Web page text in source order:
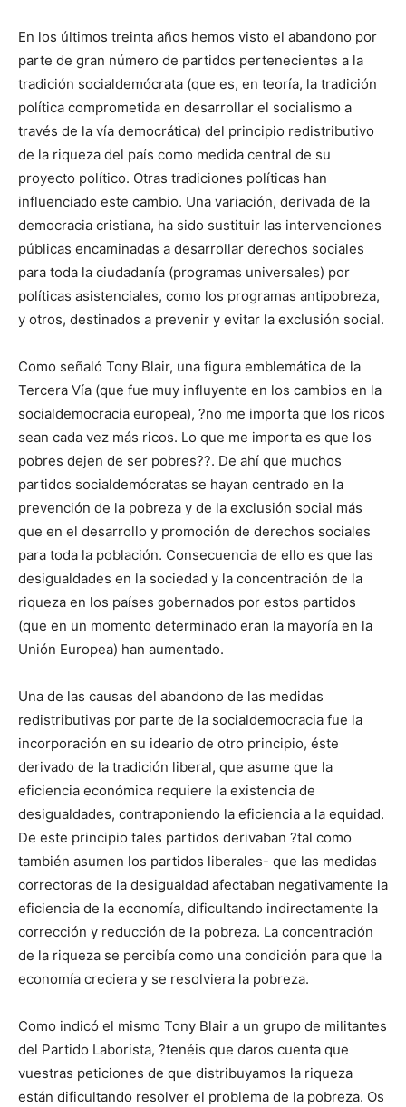
En los últimos treinta años hemos visto el abandono por
parte de gran número de partidos pertenecientes a la
tradición socialdemócrata (que es, en teoría, la tradición
política comprometida en desarrollar el socialismo a
través de la vía democrática) del principio redistributivo
de la riqueza del país como medida central de su
proyecto político. Otras tradiciones políticas han
influenciado este cambio. Una variación, derivada de la
democracia cristiana, ha sido sustituir las intervenciones
públicas encaminadas a desarrollar derechos sociales
para toda la ciudadanía (programas universales) por
políticas asistenciales, como los programas antipobreza,
y otros, destinados a prevenir y evitar la exclusión social.
Como señaló Tony Blair, una figura emblemática de la
Tercera Vía (que fue muy influyente en los cambios en la
socialdemocracia europea), ?no me importa que los ricos
sean cada vez más ricos. Lo que me importa es que los
pobres dejen de ser pobres??. De ahí que muchos
partidos socialdemócratas se hayan centrado en la
prevención de la pobreza y de la exclusión social más
que en el desarrollo y promoción de derechos sociales
para toda la población. Consecuencia de ello es que las
desigualdades en la sociedad y la concentración de la
riqueza en los países gobernados por estos partidos
(que en un momento determinado eran la mayoría en la
Unión Europea) han aumentado.
Una de las causas del abandono de las medidas
redistributivas por parte de la socialdemocracia fue la
incorporación en su ideario de otro principio, éste
derivado de la tradición liberal, que asume que la
eficiencia económica requiere la existencia de
desigualdades, contraponiendo la eficiencia a la equidad.
De este principio tales partidos derivaban ?tal como
también asumen los partidos liberales- que las medidas
correctoras de la desigualdad afectaban negativamente la
eficiencia de la economía, dificultando indirectamente la
corrección y reducción de la pobreza. La concentración
de la riqueza se percibía como una condición para que la
economía creciera y se resolviera la pobreza.
Como indicó el mismo Tony Blair a un grupo de militantes
del Partido Laborista, ?tenéis que daros cuenta que
vuestras peticiones de que distribuyamos la riqueza
están dificultando resolver el problema de la pobreza. Os